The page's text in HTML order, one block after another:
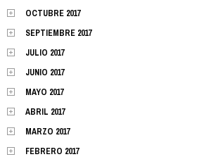
OCTUBRE 2017
SEPTIEMBRE 2017
JULIO 2017
JUNIO 2017
MAYO 2017
ABRIL 2017
MARZO 2017
FEBRERO 2017